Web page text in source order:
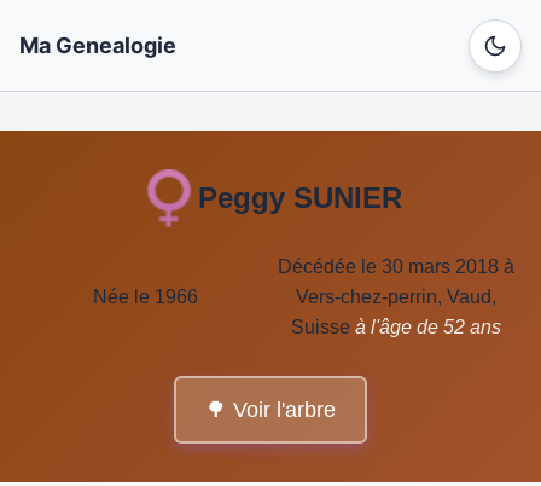
Ma Genealogie
Peggy SUNIER
Née le 1966
Décédée le 30 mars 2018 à
Vers-chez-perrin, Vaud,
Suisse à l'âge de 52 ans
🌳 Voir l'arbre